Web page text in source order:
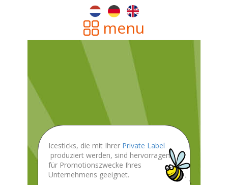
menu
​Icesticks, die mit Ihrer Private Label
produziert werden, sind hervorragend
für Promotionszwecke Ihres
Unternehmens geeignet.